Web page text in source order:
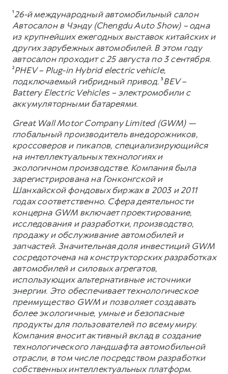
¹26-й международный автомобильный салон
Автосалон в Чэнду (Chengdu Auto Show) – одна
из крупнейших ежегодных выставок китайских и
других зарубежных автомобилей. В этом году
автосалон проходит с 25 августа по 3 сентября.
²PHEV – Plug-in Hybrid electric vehicle,
подключаемый гибридный привод.³BEV –
Battery Electric Vehicles – электромобили с
аккумуляторными батареями.
Great Wall Motor Company Limited (GWM) —
глобальный производитель внедорожников,
кроссоверов и пикапов, специализирующийся
на интеллектуальных технологиях и
экологичном производстве. Компания была
зарегистрирована на Гонконгской и
Шанхайской фондовых биржах в 2003 и 2011
годах соответственно. Сфера деятельности
концерна GWM включает проектирование,
исследования и разработки, производство,
продажу и обслуживание автомобилей и
запчастей. Значительная доля инвестиций GWM
сосредоточена на конструкторских разработках
автомобилей и силовых агрегатов,
использующих альтернативные источники
энергии. Это обеспечивает технологическое
преимущество GWM и позволяет создавать
более экологичные, умные и безопасные
продукты для пользователей по всему миру.
Компания вносит активный вклад в создание
технологического ландшафта автомобильной
отрасли, в том числе посредством разработки
собственных интеллектуальных платформ.